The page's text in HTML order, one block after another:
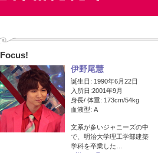
Focus!
伊野尾慧
誕生日: 1990年6月22日
入所日:2001年9月
身長/ 体重: 173cm/54kg
血液型: A
文系が多いジャニーズの中
で、明治大学理工学部建築
学科を卒業した…